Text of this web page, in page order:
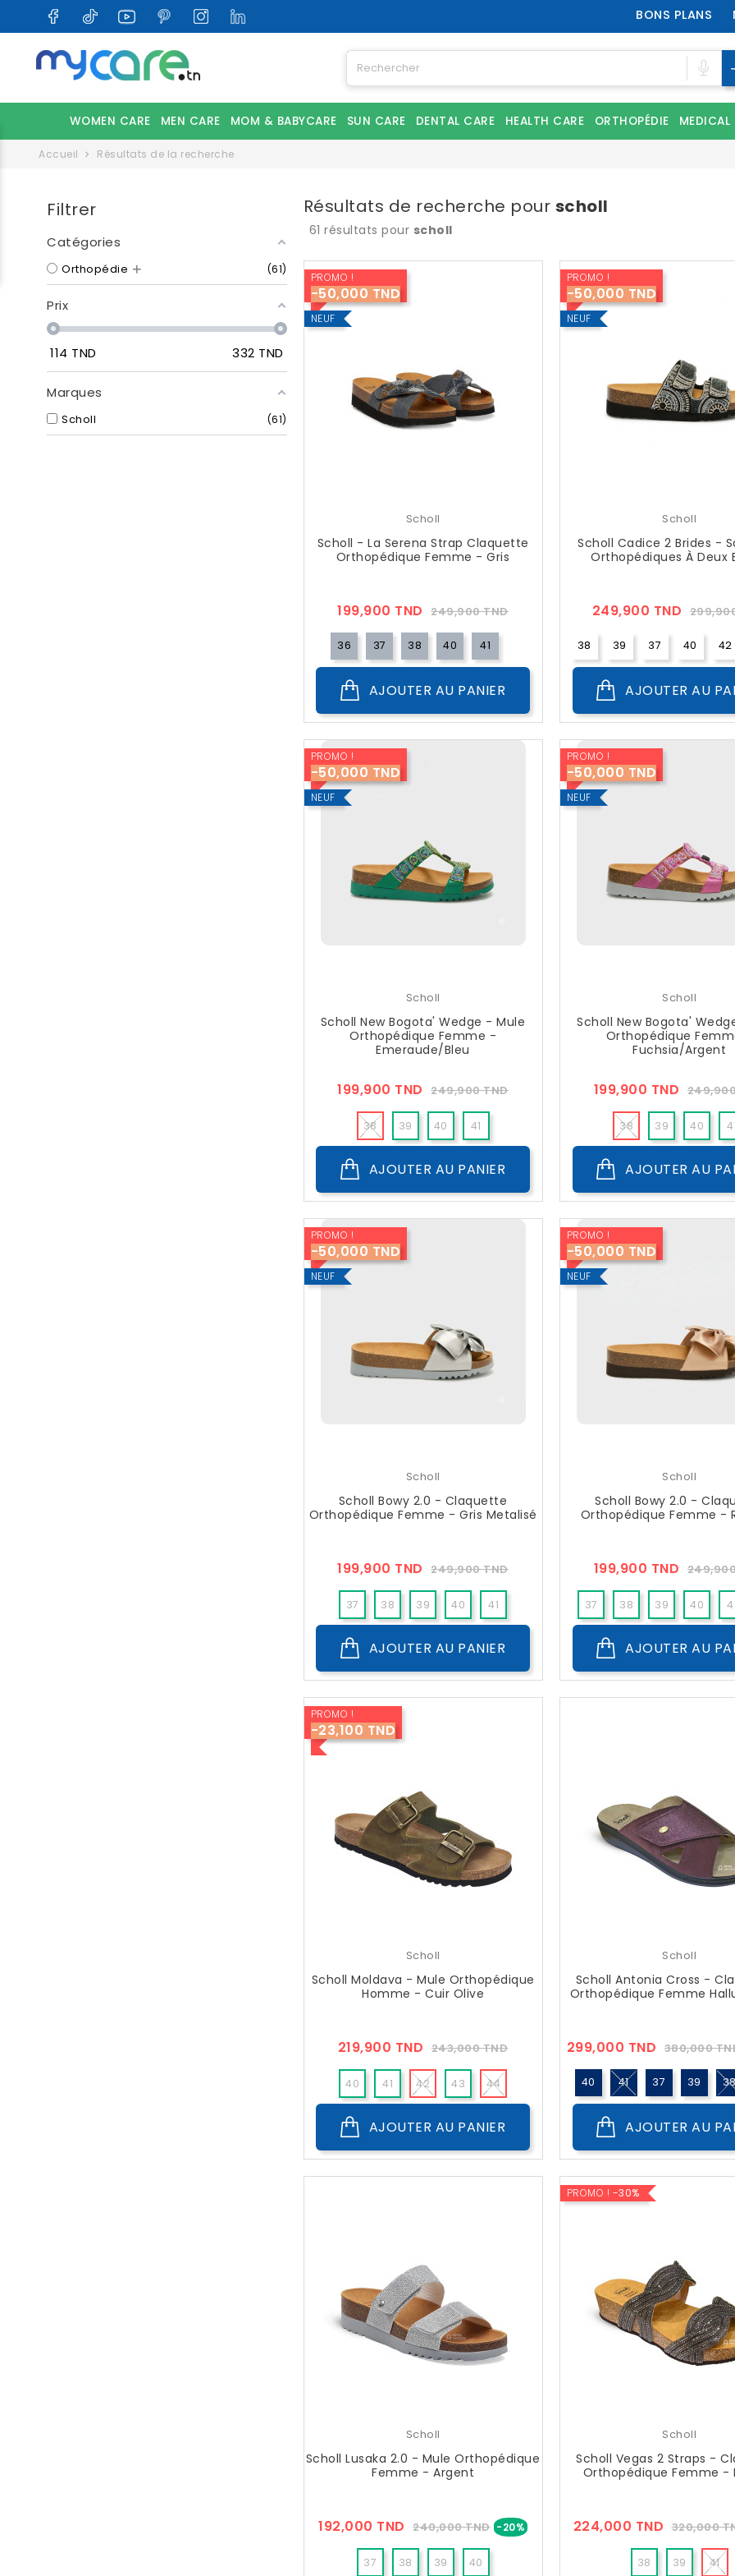
BONS PLANS
WOMEN CARE MEN CARE MOM & BABYCARE SUN CARE DENTAL CARE HEALTH CARE ORTHOPÉDIE MEDICAL
Accueil Résultats de la recherche
Filtrer
Catégories
Orthopédie 61
Prix
114 TND 332 TND
Marques
Scholl 61
Résultats de recherche pour scholl
61 résultats pour scholl
PROMO !
-50,000 TND
NEUF
Scholl
Scholl - La Serena Strap Claquette
Orthopédique Femme - Gris
199,900 TND Prix
Public
249,900 TNDPrix
36 37 38 40 41
AJOUTER AU PANIER
PROMO !
-50,000 TND
NEUF
Scholl
Scholl Cadice 2 Brides -
Orthopédiques À Deux
249,900 TND Prix
Public
38 39 37 40 42
AJOUTER AU
PROMO !
-50,000 TND
NEUF
Scholl
Scholl New Bogota' Wedge - Mule
Orthopédique Femme -
Emeraude/Bleu
199,900 TND Prix
Public
249,900 TNDPrix
38 39 40 41
AJOUTER AU PANIER
PROMO !
-50,000 TND
NEUF
Scholl
Scholl New Bogota'
Orthopédique
Fuchsia/Argent
199,900 TND Prix
Public
38 39 40
AJOUTER AU
PROMO !
-50,000 TND
NEUF
Scholl
Scholl Bowy 2.0 - Claquette
Orthopédique Femme - Gris Metalisé
199,900 TND Prix
Public
249,900 TNDPrix
37 38 39 40 41
AJOUTER AU PANIER
PROMO !
-50,000 TND
NEUF
Scholl
Scholl Bowy 2.0 -
Orthopédique Femme -
199,900 TND Prix
Public
37 38 39 40
35
AJOUTER AU
PROMO !
-23,100 TND
Scholl
Scholl Moldava - Mule Orthopédique
Homme - Cuir Olive
219,900 TND Prix
Public
243,000 TNDPrix
40 41 42 43 44
AJOUTER AU PANIER
Scholl
Scholl Antonia Cross -
Orthopédique Femme
299,000 TND Prix
Public
380,000
40 41 37 39
AJOUTER AU
Scholl
Scholl Lusaka 2.0 - Mule Orthopédique
Femme - Argent
192,000 TND Prix
Public
240,000 TND -20%Prix
37 38 39 40
PROMO ! -30%
Scholl
Scholl Vegas 2 Straps -
Orthopédique Femme -
224,000 TND Prix
Public
320,000
38 39 41